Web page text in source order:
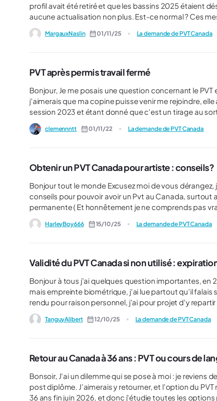
profil avait été retiré et que les bassins 2025 étaient
aucune actualisation non plus. Est-ce normal ? Ces
seconde tentative de PVT pour la saison 2026, je ne
mon profil.
MargauxNaslin 01/11/25 La demande de PVT Canada
PVT après permis travail fermé
Bonjour, Je me posais une question concernant le PVT et le permis travail fermé. Je suis actuellement au Canada et
j'aimerais que ma copine puisse venir me rejoindre,
session 2023 et étant donné que c'est un tirage au sort rien n'est sûr..). J'ai actuellement
avec un employeur, donc nous pouvons faire les
me rejoindre. Mais un problème se pose : dans 8 mois je dois changer de ville suite à un stage, et avec un permis travail
clemennntt 01/11/22 La demande de PVT Canada
Obtenir un PVT Canada pour artiste : conseils?
Bonjour tout le monde Excusez moi de vous dérangez, je suis nouveaux dans les parages Je voudrais avoir des
conseils pour pouvoir avoir un Pvt au Canada, surtout
permanente ( Et honnêtement je ne comprends pas
avec le type de profils que j'ai) Pour vous expliqué je suis un jeune homme de 23ans, qui travail dans un cabaret en tant
que serveur mais je reste comme Intermittent du
moins trouver un job un peu plus stable au Canada pour pouvoir vraiment
pourrait m'aider pour donner des conseils ou autres,
HarleyBoy666 15/10/25 La demande de PVT Canada
Validité du PVT Canada si non utilisé :
Bonjour à tous j'ai quelques question importantes, en
mais empreinte biométrique, j'ai lue partout qu'il falais
rendu pour raison personnel, j'ai pour projet d'y repartir
espérant etre tirer en meme temps ou dans l'année,
par contre sur mon dossier qu'il expire en 2029/01/20
TanguyAlibert 12/10/25 La demande de PVT Canada
Retour au Canada à 36 ans : PVT ou cours de
Bonsoir, J'ai un dilemme qui se pose à moi : je reviens de 2 ans au Canada, où j'étais parti avec un visa étudiant, puis un
post diplôme. J'aimerais y retourner, et l'option du PVT m'intéresse grandement. Le problème, c'est que je vais avoir
36 ans fin juin 2026, et donc j'étudie toutes les options possibles. Est-ce que je dois juste